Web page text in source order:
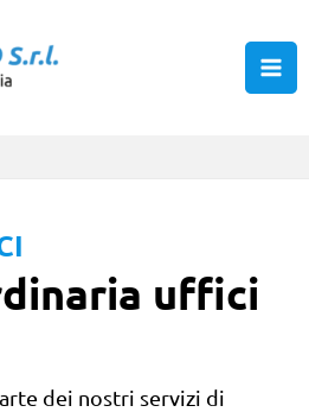
uffici
dei nostri servizi di